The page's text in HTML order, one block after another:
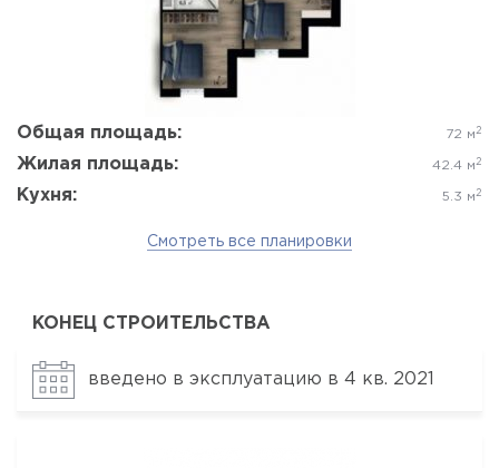
Общая площадь: 72 м 2
Жилая площадь: 42.4 м 2
Кухня: 5.3 м 2
Да, удалить Отмена
Смотреть все планировки
КОНЕЦ СТРОИТЕЛЬСТВА
введено в эксплуатацию в 4 кв. 2021